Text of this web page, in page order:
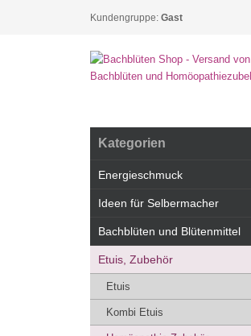
Kundengruppe: Gast
Kategorien
Energieschmuck
Ideen für Selbermacher
Bachblüten und Blütenmittel
Etuis, Zubehör
Etuis
Kombi Etuis